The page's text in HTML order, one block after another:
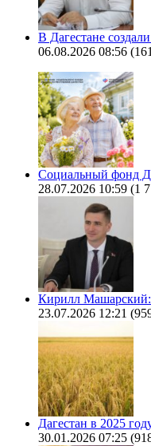
В Дагестане
06.08.2026 08:56
Социальный фонд
28.07.2026 10:59 (1
Кирилл
23.07.2026 12:21
Дагестан в 2025
30.01.2026 07:25